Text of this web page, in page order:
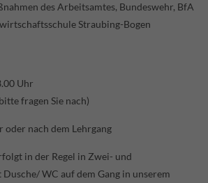
sit amet, consectetuer adipiscing elit.
ligula eget dolor. Aenean massa. Cum
et magnis dis parturient
ridiculus mus. Donec quam felis,
des Arbeitsamtes, Bundeswehr, BfA
Straubing-Bogen
Uhr
fragen Sie nach)
oder nach dem Lehrgang
in der Regel in Zwei- und
WC auf dem Gang in unserem